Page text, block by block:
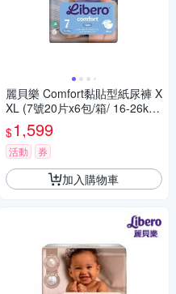
麗貝樂 Comfort黏貼型紙尿褲 X
XL (7號20片x6包/箱/ 16-26kg
適用)
$1,599
活動 券
加入購物車